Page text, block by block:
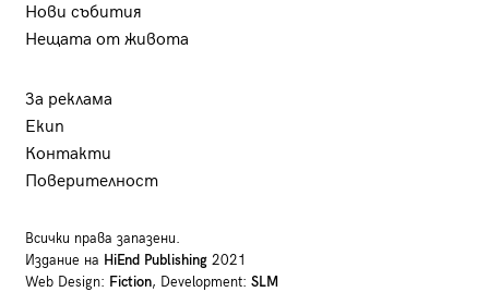
Нови събития
Нещата от живота
За реклама
Екип
Контакти
Поверителност
Всички права запазени.
Издание на HiEnd Publishing2021
Web Design: Fiction, Development: SLM